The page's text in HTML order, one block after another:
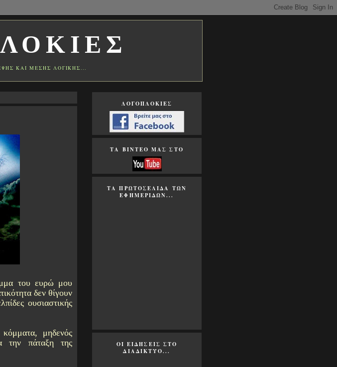
ΚΑΙ ΜΕΣΗΣ ΛΟΓΙΚΗΣ...
του ευρώ μου
δεν θίγουν
ουσιαστικής
μηδενός
την πάταξη της
ΛΟΓΟΠΛΟΚΙΕΣ
ΤΑ ΒΙΝΤΕΟ ΜΑΣ ΣΤΟ
ΤΑ ΠΡΩΤΟΣΕΛΙΔΑ ΤΩΝ
ΕΦΗΜΕΡΙΔΩΝ...
ΟΙ ΕΙΔΗΣΕΙΣ ΣΤΟ
ΔΙΑΔΙΚΤΥΟ...